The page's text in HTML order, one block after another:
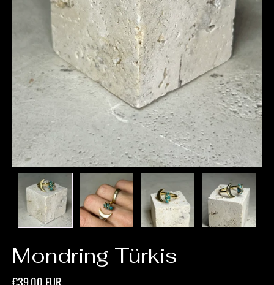
Mondring Türkis
€39,00 EUR